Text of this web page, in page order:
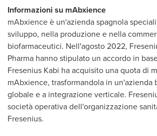
Informazioni su mAbxience
mAbxience è un'azienda spagnola
sviluppo, nella produzione e nella
biofarmaceutici. Nell'agosto 2022,
Pharma hanno stipulato un accordo in
Fresenius Kabi ha acquisito una quota di
mAbxience, trasformandola in un'azienda
globale e a integrazione verticale.
società operativa dell'organizzazione
Fresenius.